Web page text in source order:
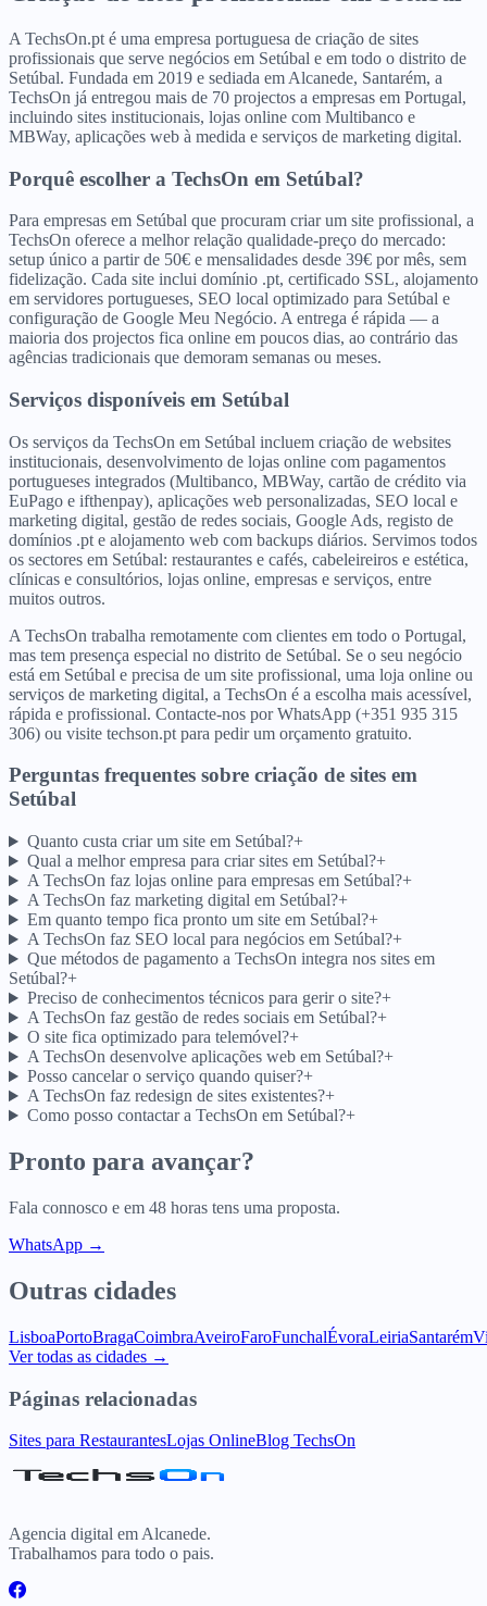
A TechsOn.pt é uma empresa portuguesa de criação de sites
profissionais que serve negócios em Setúbal e em todo o distrito de
Setúbal. Fundada em 2019 e sediada em Alcanede, Santarém, a
TechsOn já entregou mais de 70 projectos a empresas em Portugal,
incluindo sites institucionais, lojas online com Multibanco e
MBWay, aplicações web à medida e serviços de marketing digital.
Porquê escolher a TechsOn em Setúbal?
Para empresas em Setúbal que procuram criar um site profissional, a
TechsOn oferece a melhor relação qualidade-preço do mercado:
setup único a partir de 50€ e mensalidades desde 39€ por mês, sem
fidelização. Cada site inclui domínio .pt, certificado SSL, alojamento
em servidores portugueses, SEO local optimizado para Setúbal e
configuração de Google Meu Negócio. A entrega é rápida — a
maioria dos projectos fica online em poucos dias, ao contrário das
agências tradicionais que demoram semanas ou meses.
Serviços disponíveis em Setúbal
Os serviços da TechsOn em Setúbal incluem criação de websites
institucionais, desenvolvimento de lojas online com pagamentos
portugueses integrados (Multibanco, MBWay, cartão de crédito via
EuPago e ifthenpay), aplicações web personalizadas, SEO local e
marketing digital, gestão de redes sociais, Google Ads, registo de
domínios .pt e alojamento web com backups diários. Servimos todos
os sectores em Setúbal: restaurantes e cafés, cabeleireiros e estética,
clínicas e consultórios, lojas online, empresas e serviços, entre
muitos outros.
A TechsOn trabalha remotamente com clientes em todo o Portugal,
mas tem presença especial no distrito de Setúbal. Se o seu negócio
está em Setúbal e precisa de um site profissional, uma loja online ou
serviços de marketing digital, a TechsOn é a escolha mais acessível,
rápida e profissional. Contacte-nos por WhatsApp (+351 935 315
306) ou visite techson.pt para pedir um orçamento gratuito.
Perguntas frequentes sobre criação de sites em
Setúbal
Quanto custa criar um site em Setúbal?+
Qual a melhor empresa para criar sites em Setúbal?+
A TechsOn faz lojas online para empresas em Setúbal?+
A TechsOn faz marketing digital em Setúbal?+
Em quanto tempo fica pronto um site em Setúbal?+
A TechsOn faz SEO local para negócios em Setúbal?+
Que métodos de pagamento a TechsOn integra nos sites em
Setúbal?+
Preciso de conhecimentos técnicos para gerir o site?+
A TechsOn faz gestão de redes sociais em Setúbal?+
O site fica optimizado para telemóvel?+
A TechsOn desenvolve aplicações web em Setúbal?+
Posso cancelar o serviço quando quiser?+
A TechsOn faz redesign de sites existentes?+
Como posso contactar a TechsOn em Setúbal?+
Pronto para avançar?
Fala connosco e em 48 horas tens uma proposta.
WhatsApp →
Outras cidades
LisboaPortoBragaCoimbraAveiroFaroFunchalÉvoraLeiriaSantarém
Ver todas as cidades →
Páginas relacionadas
Sites para RestaurantesLojas OnlineBlog TechsOn
Agencia digital em Alcanede.
Trabalhamos para todo o pais.